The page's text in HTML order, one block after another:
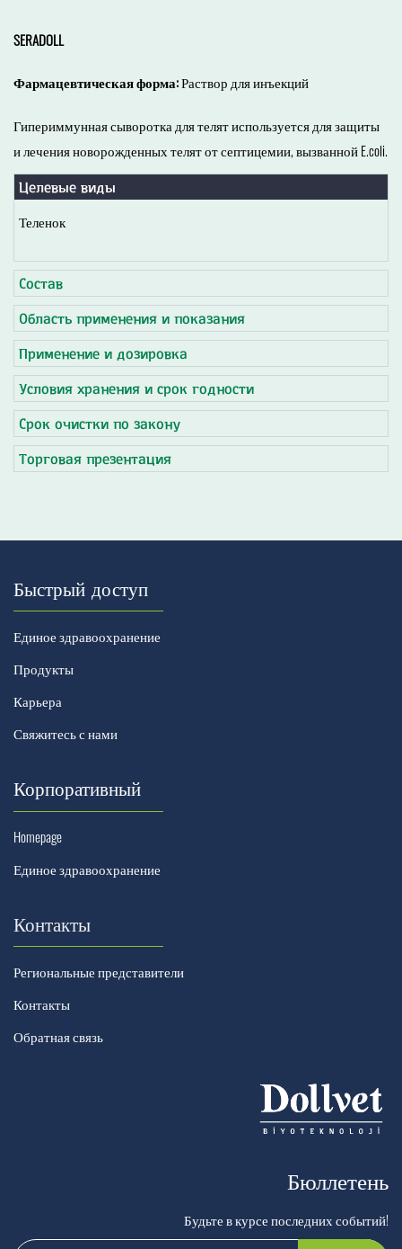
SERADOLL
Фармацевтическая форма:Раствор для инъекций
Гипериммунная сыворотка для телят используется для защиты
и лечения новорожденных телят от септицемии, вызванной E.coli.
Целевые виды
Теленок
Состав
Область применения и показания
Применение и дозировка
Условия хранения и срок годности
Срок очистки по закону
Торговая презентация
Быстрый доступ
Единое здравоохранение
Продукты
Карьера
Свяжитесь с нами
Корпоративный
Homepage
Единое здравоохранение
Контакты
Региональные представители
Контакты
Обратная связь
Бюллетень
Будьте в курсе последних событий!